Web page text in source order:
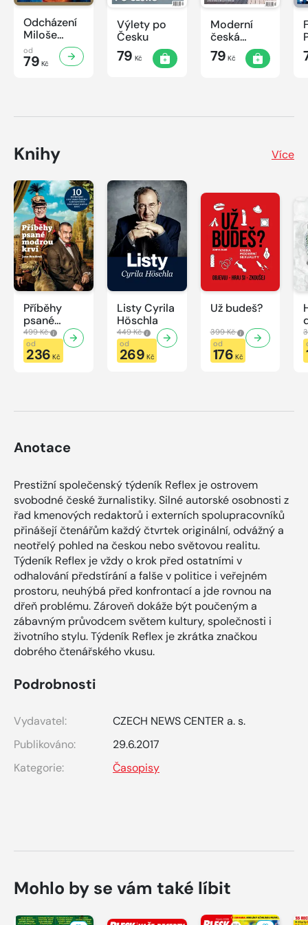
Odcházení
Miloše
Zemana
od
79 Kč
Výlety po
Česku
79 Kč
Moderní
česká
architektura
79 Kč
Knihy Více
Příběhy
psané
modrou
krví
499 Kč
od
236 Kč
Listy Cyrila
Höschla
449 Kč
od
269 Kč
Už budeš?
399 Kč
od
176 Kč
Anotace
Prestižní společenský týdeník Reflex je ostrovem
svobodné české žurnalistiky. Silné autorské osobnosti z
řad kmenových redaktorů i externích spolupracovníků
přinášejí čtenářům každý čtvrtek originální, odvážný a
neotřelý pohled na českou nebo světovou realitu.
Týdeník Reflex je vždy o krok před ostatními v
odhalování předstírání a falše v politice i veřejném
prostoru, neuhýbá před konfrontací a jde rovnou na
dřeň problému. Zároveň dokáže být poučeným a
zábavným průvodcem světem kultury, společnosti i
životního stylu. Týdeník Reflex je zkrátka značkou
dobrého čtenářského vkusu.
Podrobnosti
Vydavatel:
CZECH NEWS CENTER a. s.
Publikováno:
29.6.2017
Kategorie:
Časopisy
Mohlo by se vám také líbit